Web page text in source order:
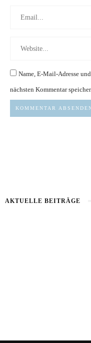
Name, E-Mail-Adresse
nächsten Kommentar
AKTUELLE BEITRÄGE